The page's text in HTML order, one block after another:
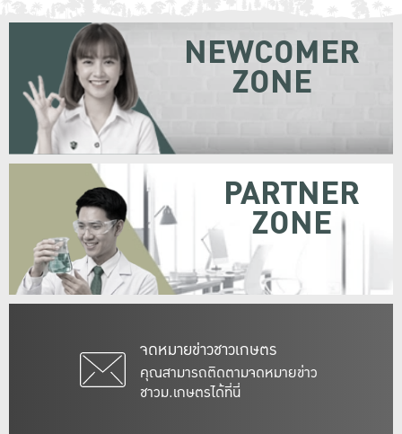
จดหมายข่าวชาวเกษตร
คุณสามารถติดตามจดหมายข่าว
ชาวม.เกษตรได้ที่นี่
NEWCOMER
ZONE
PARTNER
ZONE